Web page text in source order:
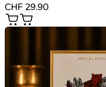
CHF 29.90